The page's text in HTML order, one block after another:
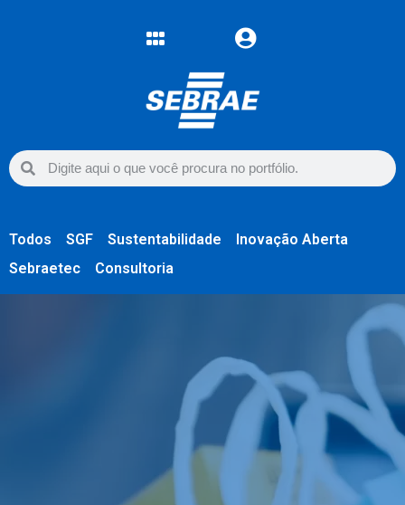
Todos SGF Sustentabilidade
Inovação Aberta
Sebraetec
Consultoria